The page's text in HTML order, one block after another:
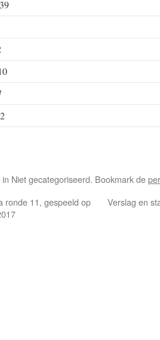
Niet gecategoriseerd. Bookmark de
ronde 11, gespeeld op
Verslag en